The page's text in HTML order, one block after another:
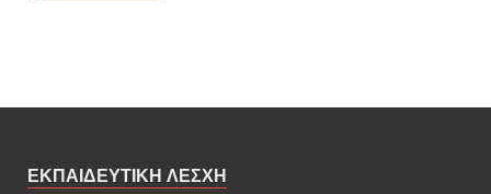
ΕΚΠΑΙΔΕΥΤΙΚΗ ΛΕΣΧΗ